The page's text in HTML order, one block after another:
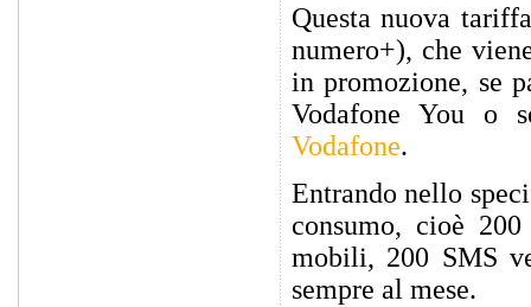
Questa nuova
numero+), che
in promozione, se
Vodafone You o
Vodafone.
Entrando nello
consumo, cioè
mobili, 200 SMS
sempre al mese.